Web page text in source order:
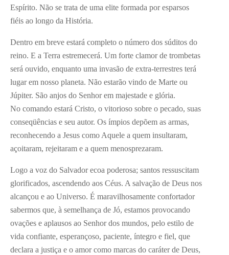
Espírito. Não se trata de uma elite formada por esparsos
fiéis ao longo da História.
Dentro em breve estará completo o número dos súditos do
reino. E a Terra estremecerá. Um forte clamor de trombetas
será ouvido, enquanto uma invasão de extra-terrestres terá
lugar em nosso planeta. Não estarão vindo de Marte ou
Júpiter. São anjos do Senhor em majestade e glória.
No comando estará Cristo, o vitorioso sobre o pecado, suas
conseqüências e seu autor. Os ímpios depõem as armas,
reconhecendo a Jesus como Aquele a quem insultaram,
açoitaram, rejeitaram e a quem menosprezaram.
Logo a voz do Salvador ecoa poderosa; santos ressuscitam
glorificados, ascendendo aos Céus. A salvação de Deus nos
alcançou e ao Universo. É maravilhosamente confortador
sabermos que, à semelhança de Jó, estamos provocando
ovações e aplausos ao Senhor dos mundos, pelo estilo de
vida confiante, esperançoso, paciente, íntegro e fiel, que
declara a justiça e o amor como marcas do caráter de Deus,